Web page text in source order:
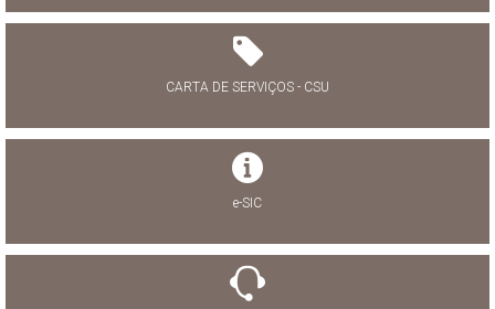
CARTA DE SERVIÇOS - CSU
e-SIC